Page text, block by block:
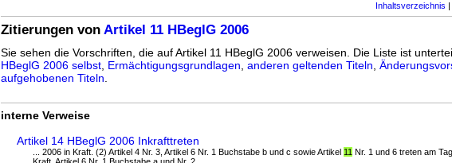
Inhaltsverzeichnis |
Zitierungen von Artikel 11 HBeglG 2006
Sie sehen die Vorschriften, die auf Artikel 11 HBeglG 2006 verweisen. Die Liste ist
HBeglG 2006 selbst Ermächtigungsgrundlagen anderen geltenden Titeln
aufgehobenen Titeln
interne Verweise
Artikel 14 HBeglG 2006 Inkrafttreten
... 2006 in Kraft. (2) Artikel 4 Nr. 3, Artikel 6 Nr. 1 Buchstabe b und c sowie Artikel 11 Nr. 1 und 6 treten am